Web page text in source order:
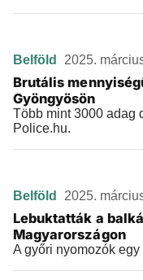
Belföld 2025.
Brutális
Gyöngyösön
Több mint 3000 adag
Police.hu.
Belföld 2025.
Lebuktatták a
Magyarországon
A győri nyomozók